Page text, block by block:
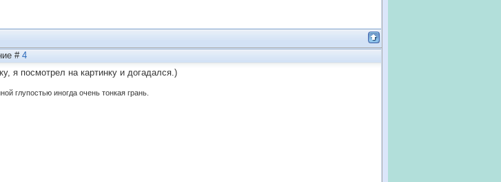
# 4
я посмотрел на картинку и догадался.)
глупостью иногда очень тонкая грань.